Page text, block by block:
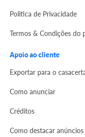
Politica de Privacidade
Termos & Condições do
Apoio ao cliente
Exportar para o
Como anunciar
Créditos
Como destacar anúncios